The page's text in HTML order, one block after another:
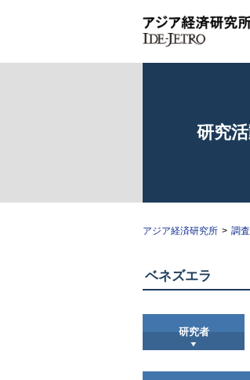
研究
アジア経済研究所 > 調
ベネズエラ
研究者